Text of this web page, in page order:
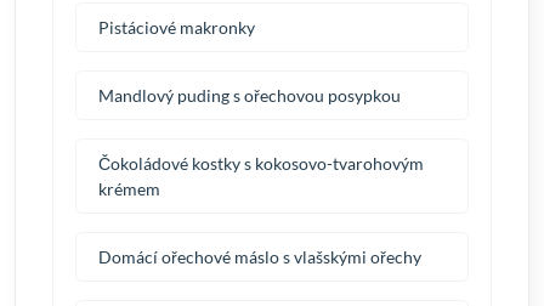
Pistáciové makronky
Mandlový puding s ořechovou posypkou
Čokoládové kostky s kokosovo-tvarohovým
krémem
Domácí ořechové máslo s vlašskými ořechy